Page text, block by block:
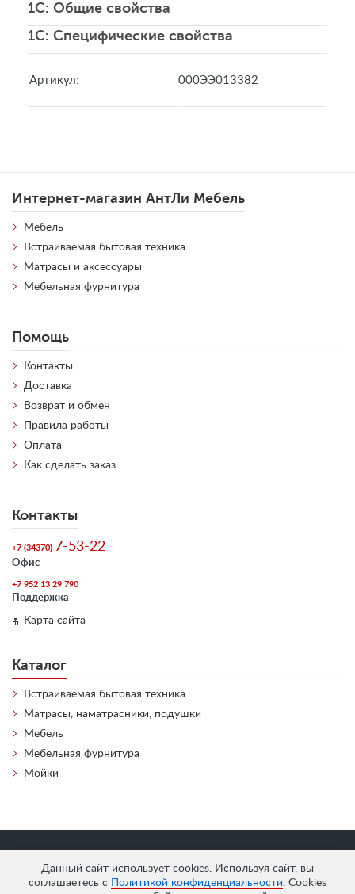
Данный сайт использует cookies. Используя сайт, вы
соглашаетесь с
Политикой конфиденциальности. Cookies
1C: Общие свойства
1C: Специфические свойства
Артикул: 000ЭЭ013382
Интернет-магазин АнтЛи Мебель
Мебель
Встраиваемая бытовая техника
Матрасы и аксессуары
Мебельная фурнитура
Помощь
Контакты
Доставка
Возврат и обмен
Правила работы
Оплата
Как сделать заказ
Контакты
+7 (34370) 7-53-22
Офис
+7 952 13 29 790
Поддержка
Карта сайта
Каталог
Встраиваемая бытовая техника
Матрасы, наматрасники, подушки
Мебель
Мебельная фурнитура
Мойки